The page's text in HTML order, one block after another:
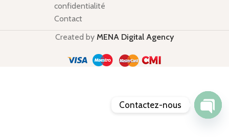
confidentialité
Contact
Created by MENA Digital Agency
Contactez-nous